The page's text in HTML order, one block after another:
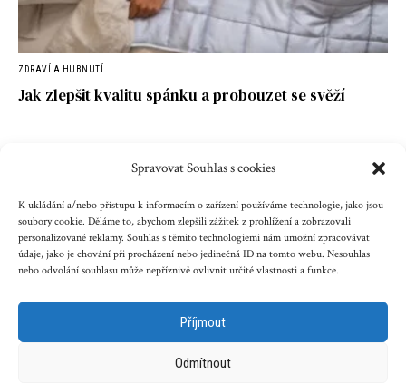
Spravovat Souhlas s cookies
K ukládání a/nebo přístupu k informacím o zařízení používáme technologie, jako jsou
soubory cookie. Děláme to, abychom zlepšili zážitek z prohlížení a zobrazovali
personalizované reklamy. Souhlas s těmito technologiemi nám umožní zpracovávat
údaje, jako je chování při procházení nebo jedinečná ID na tomto webu. Nesouhlas
nebo odvolání souhlasu může nepříznivě ovlivnit určité vlastnosti a funkce.
Příjmout
Odmítnout
ZDRAVÍ A HUBNUTÍ
Jak zlepšit kvalitu spánku a probouzet se svěží
Kontakt Reklama Cookies Ochrana údajů
Copyright © 2023 zenazenam.cz
obsahu serveru včetně publikování nebo jiného
šíření obsahu serveru je bez písemného souhlasu těchto
společností zakázáno.